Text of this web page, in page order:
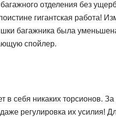
отделения без
гигантская работа!
багажника была
спойлер.
в себя никаких торсионов.
регулировка их усилия!